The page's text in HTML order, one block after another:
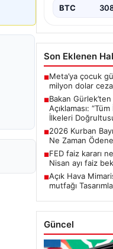
Meclis'te
BTC
Son Eklenen
■Meta’ya çocuk
milyon dolar ceza
■Bakan
Açıklaması:
İlkeleri
■2026 Kurban
Ne Zaman
■FED faiz kararı
Nisan ayı faiz
■Açık Hava
mutfağı
Güncel